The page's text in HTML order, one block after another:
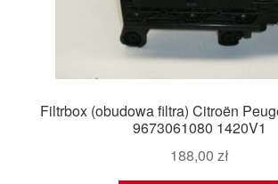
Filtrbox (obudowa filtra) Citroën
9673061080 1420V1
188,00 zł